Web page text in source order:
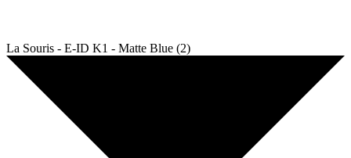
La Souris - E-ID K1 - Matte Blue (2)